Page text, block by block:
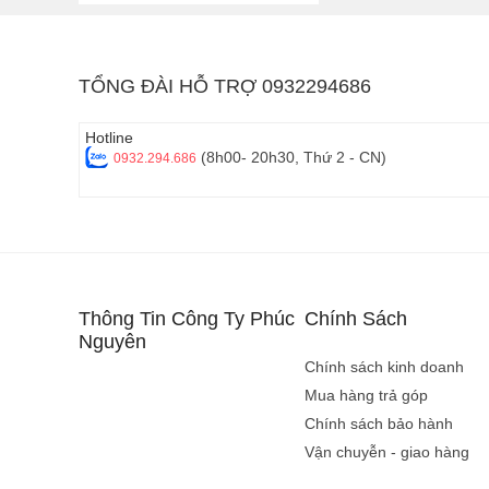
Điện thoại cao cấp
:
nhất và nhiều công
- Đặc điểm
: Hoàn
tích hợp chip
TỔNG ĐÀI HỖ TRỢ 0932294686
Hotline
0932.294.686 (8h00- 20h30, Thứ 2 - CN)
Thông Tin Công Ty Phúc
Nguyên
Chính Sách
Chính sách kinh doanh
Mua hàng trả góp
Chính sách bảo hành
Vận chuyễn - giao hàng